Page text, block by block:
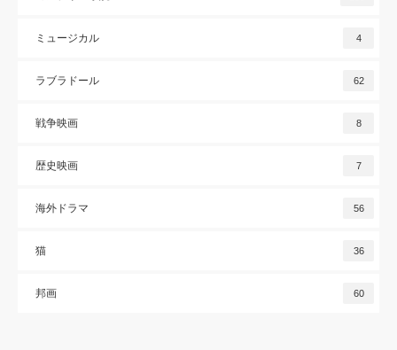
ミュージカル 4
ラブラドール 62
戦争映画 8
歴史映画 7
海外ドラマ 56
猫 36
邦画 60